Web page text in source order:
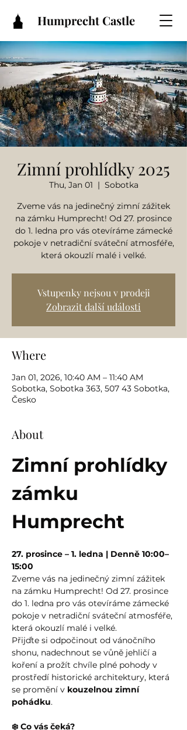
Humprecht Castle
Zimní prohlídky 2025
Thu, Jan 01
  |
Sobotka
Zveme vás na jedinečný zimní zážitek
na zámku Humprecht! Od 27. prosince
do 1. ledna pro vás otevíráme zámecké
pokoje v netradiční sváteční atmosféře,
která okouzlí malé i velké.
Vstupenky nejsou v prodeji
Zobrazit další události
Where
Jan 01, 2026, 10:40 AM – 11:40 AM
Sobotka, Sobotka 363, 507 43 Sobotka,
Česko
About
Zimní prohlídky
zámku
Humprecht
27. prosince – 1. ledna | Denně 10:00–
15:00
Zveme vás na jedinečný zimní zážitek
na zámku Humprecht! Od 27. prosince
do 1. ledna pro vás otevíráme zámecké
pokoje v netradiční sváteční atmosféře,
která okouzlí malé i velké.
Přijďte si odpočinout od vánočního
shonu, nadechnout se vůně jehličí a
koření a prožít chvíle plné pohody v
prostředí historické architektury, která
se promění v kouzelnou zimní
pohádku.
❄️ Co vás čeká?